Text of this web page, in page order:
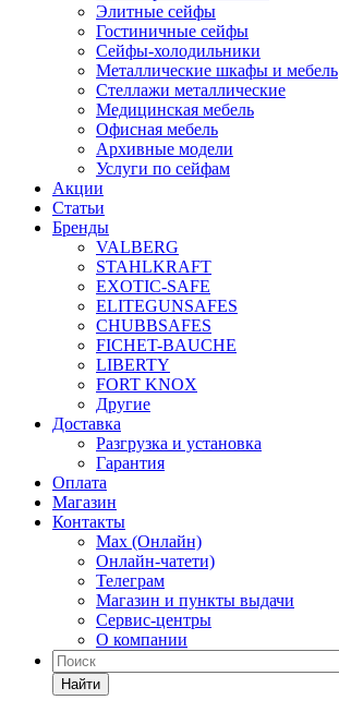
Элитные сейфы
Гостиничные сейфы
Сейфы-холодильники
Металлические шкафы и мебель
Стеллажи металлические
Медицинская мебель
Офисная мебель
Архивные модели
Услуги по сейфам
Акции
Статьи
Бренды
VALBERG
STAHLKRAFT
EXOTIC-SAFE
ELITEGUNSAFES
CHUBBSAFES
FICHET-BAUCHE
LIBERTY
FORT KNOX
Другие
Доставка
Разгрузка и установка
Гарантия
Оплата
Магазин
Контакты
Max (Онлайн)
Онлайн-чатети)
Телеграм
Магазин и пункты выдачи
Сервис-центры
О компании
Найти